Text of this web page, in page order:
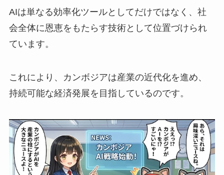
AIは単なる効率化ツールとしてだけではなく、社
会全体に恩恵をもたらす技術として位置づけられ
ています。
これにより、カンボジアは産業の近代化を進め、
持続可能な経済発展を目指しているのです。